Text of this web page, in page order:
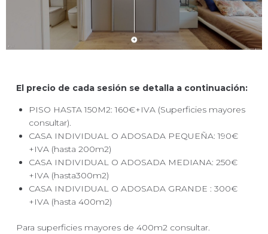
El precio de cada sesión se detalla a continuación:
PISO HASTA 150M2: 160€+IVA (Superficies mayores
consultar).
CASA INDIVIDUAL O ADOSADA PEQUEÑA: 190€
+IVA (hasta 200m2)
CASA INDIVIDUAL O ADOSADA MEDIANA: 250€
+IVA (hasta300m2)
CASA INDIVIDUAL O ADOSADA GRANDE : 300€
+IVA (hasta 400m2)
Para superficies mayores de 400m2 consultar.